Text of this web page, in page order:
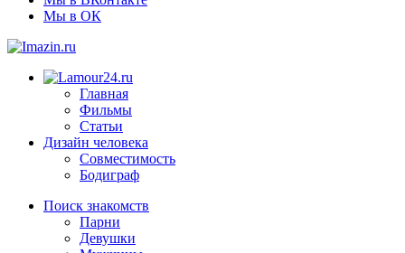
Мы в ОК
Главная
Фильмы
Статьи
Дизайн человека
Совместимость
Бодиграф
Поиск знакомств
Парни
Девушки